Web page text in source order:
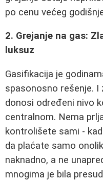
po cenu većeg
2. Grejanje na gas:
luksuz
Gasifikacija je
spasonosno rešenje. I
donosi određeni nivo
centralnom. Nema
kontrolišete sami -
da plaćate samo
naknadno, a ne
mnogima je bila